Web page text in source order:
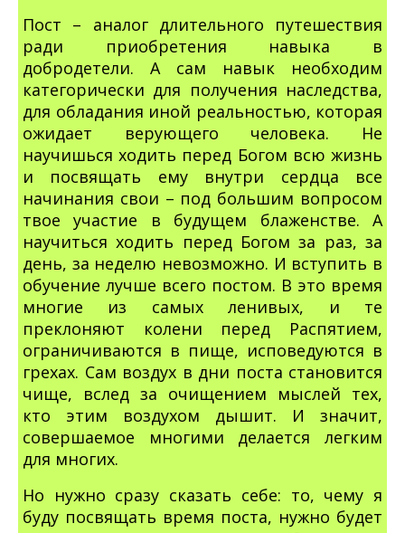
Пост – аналог длительного путешествия
ради приобретения навыка в
добродетели. А сам навык необходим
категорически для получения наследства,
для обладания иной реальностью, которая
ожидает верующего человека. Не
научишься ходить перед Богом всю жизнь
и посвящать ему внутри сердца все
начинания свои – под большим вопросом
твое участие в будущем блаженстве. А
научиться ходить перед Богом за раз, за
день, за неделю невозможно. И вступить в
обучение лучше всего постом. В это время
многие из самых ленивых, и те
преклоняют колени перед Распятием,
ограничиваются в пище, исповедуются в
грехах. Сам воздух в дни поста становится
чище, вслед за очищением мыслей тех,
кто этим воздухом дышит. И значит,
совершаемое многими делается легким
для многих.
Но нужно сразу сказать себе: то, чему я
буду посвящать время поста, нужно будет